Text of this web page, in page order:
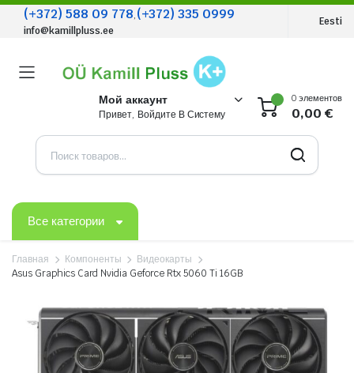
(+372) 588 09 778,(+372) 335 0999
info@kamillpluss.ee
Eesti
Мой аккаунт
Привет, Войдите В Систему
0 элементов
0,00€
Все категории
Главная Компоненты
Видеокарты
Asus Graphics Card Nvidia Geforce Rtx 5060 Ti 16GB